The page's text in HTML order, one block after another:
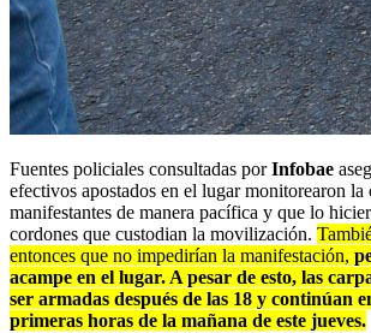
Fuentes policiales consultadas porInfobae
efectivos apostados en el lugar monitorearon
manifestantes de manera pacífica y que lo
cordones que custodian la movilización.
entonces que no impedirían la manifestación,
acampe en el lugar. A pesar de esto, las
ser armadas después de las 18 y continúan
primeras horas de la mañana de este jueves.